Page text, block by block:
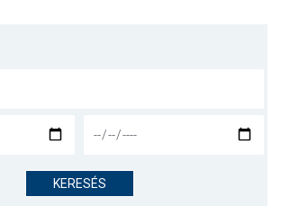
NYITÓLAP
CSAPATOK
KERESÉS